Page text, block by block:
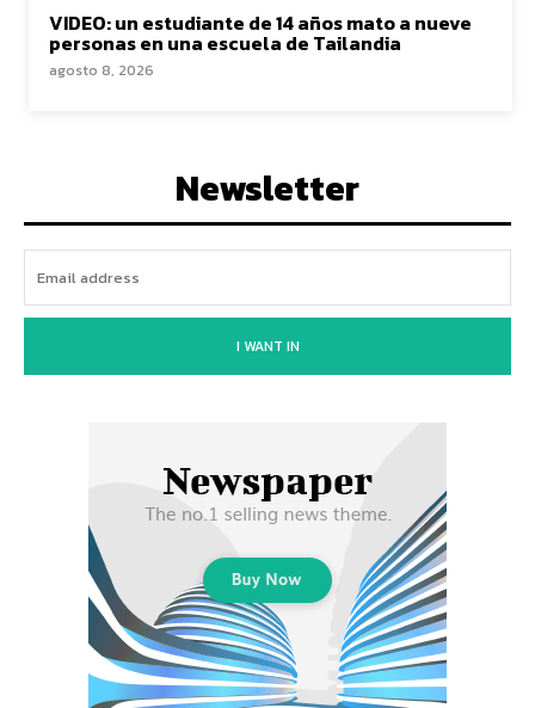
VIDEO: un estudiante de 14 años mato a nueve
personas en una escuela de Tailandia
agosto 8, 2026
Newsletter
I WANT IN